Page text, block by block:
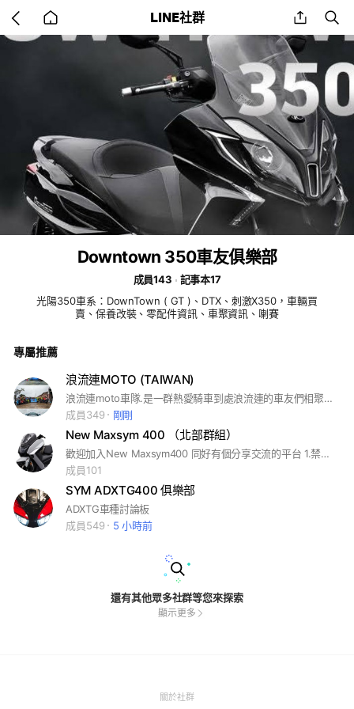
back
to
LINE社群 share
Downtown 350車友俱樂部
成員143
記事本17
光陽350車系：DownTown ( GT )、DTX、刺激X350，車輛買
賣、保養改裝、零配件資訊、車聚資訊、喇賽
專屬推薦
浪流連MOTO (TAIWAN)
浪流連moto車隊.是一群熱愛騎車到處浪流連的車友們相聚的地方，分享在台灣到處浪流連的每一個角落.歡迎各位車友po上你們騎車的英姿.跟美景
成員349
剛剛
New Maxsym 400 （北部群組）
歡迎加入New Maxsym400 同好有個分享交流的平台 1.禁止任何人身攻擊及使用不雅文字 2.禁止騷擾社團女性車友或與車友吵架 3.禁止發文.分享任何直播 4.禁止對發文者及留言者挑釁
成員101
SYM ADXTG400 俱樂部
ADXTG車種討論板
成員549
5 小時前
還有其他眾多社群等您來探索
顯示更多
關於社群(Open